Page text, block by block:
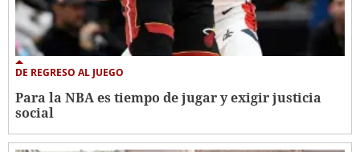
DE REGRESO AL JUEGO
Para la NBA es tiempo de jugar y exigir justicia
social